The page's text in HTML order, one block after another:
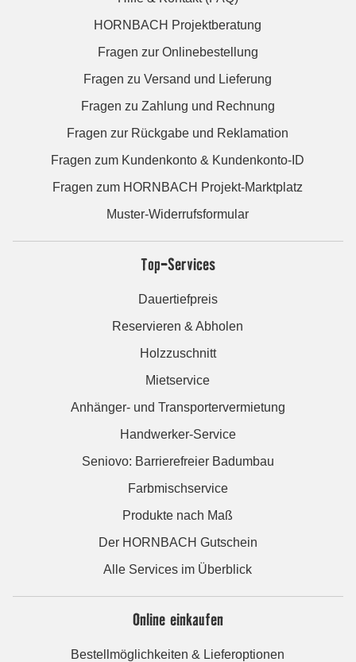
HORNBACH Projektberatung
Fragen zur Onlinebestellung
Fragen zu Versand und Lieferung
Fragen zu Zahlung und Rechnung
Fragen zur Rückgabe und Reklamation
Fragen zum Kundenkonto & Kundenkonto-ID
Fragen zum HORNBACH Projekt-Marktplatz
Muster-Widerrufsformular
Top-Services
Dauertiefpreis
Reservieren & Abholen
Holzzuschnitt
Mietservice
Anhänger- und Transportervermietung
Handwerker-Service
Seniovo: Barrierefreier Badumbau
Farbmischservice
Produkte nach Maß
Der HORNBACH Gutschein
Alle Services im Überblick
Online einkaufen
Bestellmöglichkeiten & Lieferoptionen